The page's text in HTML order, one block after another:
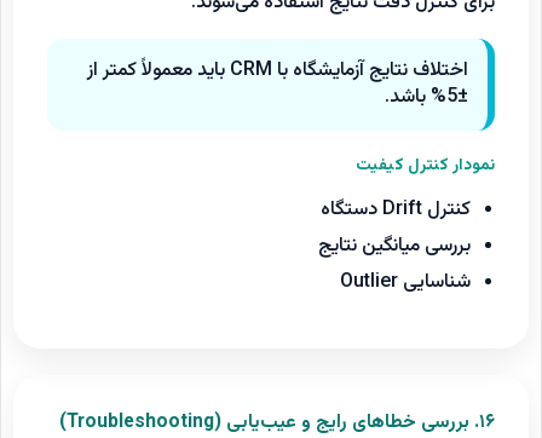
اختلاف نتایج آزمایشگاه با CRM باید معمولاً کمتر از
±5% باشد.
نمودار کنترل کیفیت
کنترل Drift دستگاه
بررسی میانگین نتایج
شناسایی Outlier
۱۶. بررسی خطاهای رایج و عیب‌یابی (Troubleshooting)